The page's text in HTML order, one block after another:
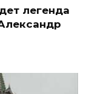
легенда